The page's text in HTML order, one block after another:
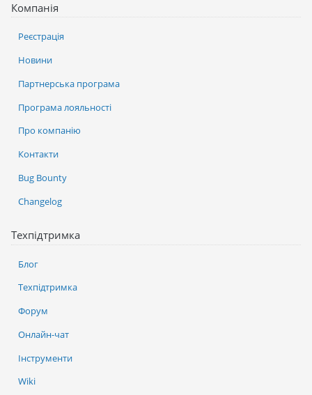
Компанія
Реєстрація
Новини
Партнерська програма
Програма лояльності
Про компанію
Контакти
Bug Bounty
Changelog
Техпідтримка
Блог
Техпідтримка
Форум
Онлайн-чат
Інструменти
Wiki